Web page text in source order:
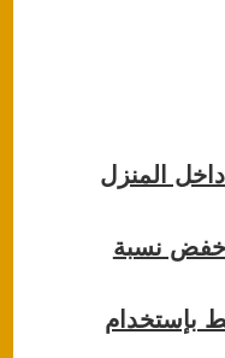
المنزل
خفض نسبة
بإستخدام